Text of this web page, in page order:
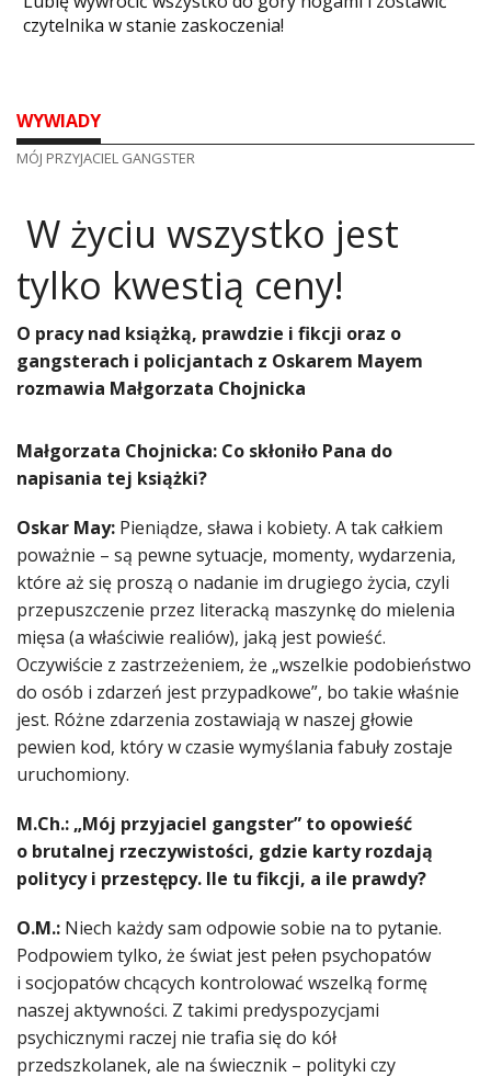
czytelnika w stanie zaskoczenia!
WYWIADY
MÓJ PRZYJACIEL GANGSTER
​ W życiu wszystko jest
tylko kwestią ceny!
O pracy nad książką, prawdzie i fikcji oraz o
gangsterach i policjantach z Oskarem Mayem
rozmawia Małgorzata Chojnicka
Małgorzata Chojnicka: Co skłoniło Pana do
napisania tej książki?
Oskar May: Pieniądze, sława i kobiety. A tak całkiem
poważnie – są pewne sytuacje, momenty, wydarzenia,
które aż się proszą o nadanie im drugiego życia, czyli
przepuszczenie przez literacką maszynkę do mielenia
mięsa (a właściwie realiów), jaką jest powieść.
Oczywiście z zastrzeżeniem, że „wszelkie podobieństwo
do osób i zdarzeń jest przypadkowe”, bo takie właśnie
jest. Różne zdarzenia zostawiają w naszej głowie
pewien kod, który w czasie wymyślania fabuły zostaje
uruchomiony.
M.Ch.: „Mój przyjaciel gangster” to opowieść
o brutalnej rzeczywistości, gdzie karty rozdają
politycy i przestępcy. Ile tu fikcji, a ile prawdy?
O.M.: Niech każdy sam odpowie sobie na to pytanie.
Podpowiem tylko, że świat jest pełen psychopatów
i socjopatów chcących kontrolować wszelką formę
naszej aktywności. Z takimi predyspozycjami
psychicznymi raczej nie trafia się do kół
przedszkolanek, ale na świecznik – polityki czy